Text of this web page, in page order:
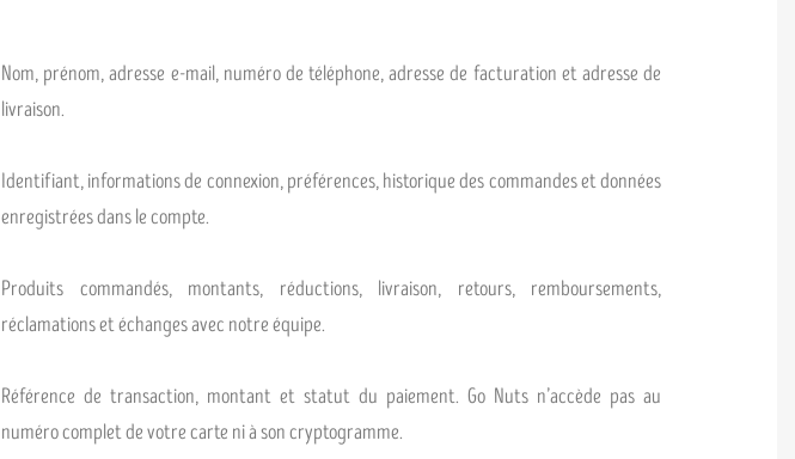
Nom, prénom, adresse e-mail, numéro de téléphone, adresse de facturation et adresse de
livraison.
Identifiant, informations de connexion, préférences, historique des commandes et données
enregistrées dans le compte.
Produits commandés, montants, réductions, livraison, retours, remboursements,
réclamations et échanges avec notre équipe.
Référence de transaction, montant et statut du paiement. Go Nuts n’accède pas au
numéro complet de votre carte ni à son cryptogramme.